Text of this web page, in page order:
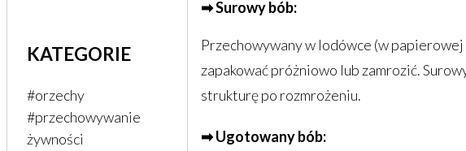
KATEGORIE
#orzechy
#przechowywanie
żywności
➡ Surowy bób:
Przechowywany w lodówce (w
zapakować próżniowo lub zamrozić.
strukturę po rozmrożeniu.
➡ Ugotowany bób: